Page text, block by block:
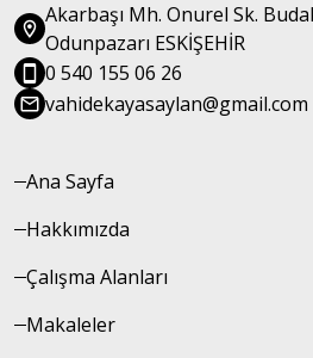
Akarbaşı Mh. Onurel Sk.
Odunpazarı ESKİŞEHİR
0 540 155 06 26
vahidekayasaylan@gmail.com
Ana Sayfa
Hakkımızda
Çalışma Alanları
Makaleler